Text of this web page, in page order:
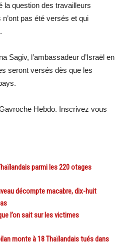
la question des travailleurs
pas été versés et qui
Sagiv, l’ambassadeur d’Israël en
seront versés dès que les
Hebdo. Inscrivez vous
parmi les 220 otages
décompte macabre, dix-huit
l’on sait sur les victimes
monte à 18 Thaïlandais tués dans